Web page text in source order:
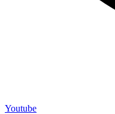
Youtube